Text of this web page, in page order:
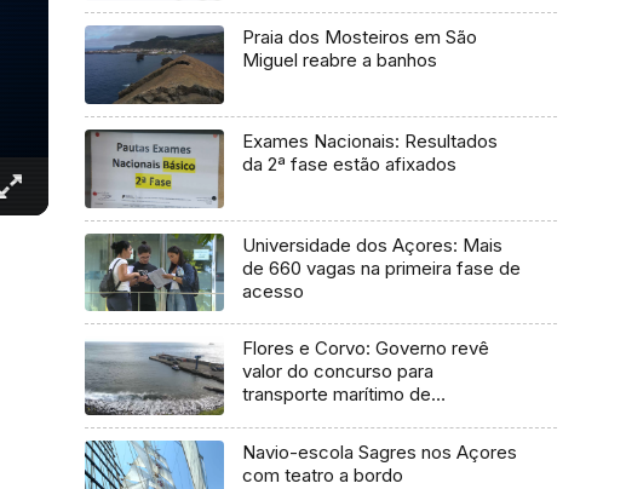
Praia dos Mosteiros em São
Miguel reabre a banhos
Exames Nacionais: Resultados
da 2ª fase estão afixados
Universidade dos Açores: Mais
de 660 vagas na primeira fase de
acesso
Flores e Corvo: Governo revê
valor do concurso para
transporte marítimo de
Navio-escola Sagres nos Açores
com teatro a bordo